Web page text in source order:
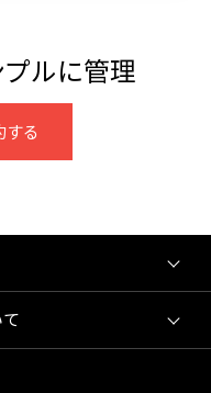
ルに管理
る